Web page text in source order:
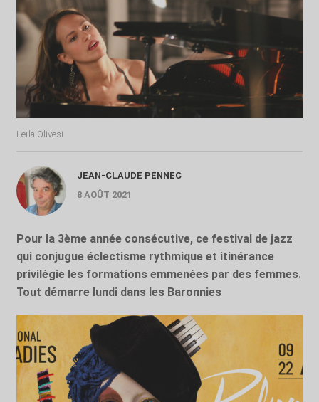
Leïla Olivesi
JEAN-CLAUDE PENNEC
8 AOÛT 2021
Pour la 3èmeannée consécutive, ce festival de jazz
qui conjugue éclectisme rythmique et itinérance
privilégie les formations emmenées par des femmes.
Tout démarre lundi dans les Baronnies